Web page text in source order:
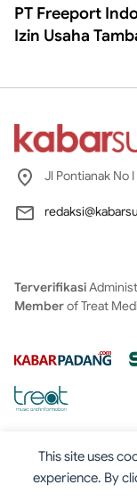
This site uses
experience. By
PT Freeport
Izin Usaha
Jl Pontianak No
Terverifikasi
Memberof Treat